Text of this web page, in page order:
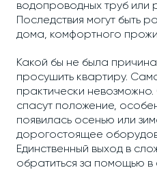
водопроводных труб или
Последствия могут быть
дома, комфортного
Какой бы не была
просушить квартиру.
практически
спасут положение,
появилась осенью или
дорогостоящее
Единственный выход в
обратиться за помощью